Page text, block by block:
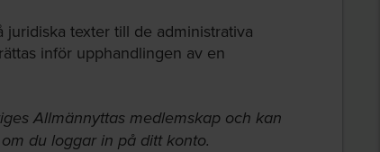
juridiska texter till de administrativa
inför upphandlingen av en
Allmännyttas medlemskap och kan
du loggar in på ditt konto.